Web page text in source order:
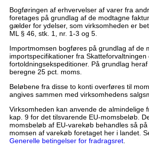
Bogføringen af erhvervelser af varer fra
foretages på grundlag af de modtagne
gælder for ydelser, som virksomheden er
ML § 46, stk. 1, nr. 1-3 og 5.
Importmomsen bogføres på grundlag af de
importspecifikationer fra Skatteforvaltningen
fortoldningsekspeditioner. På grundlag
beregne 25 pct. moms.
Beløbene fra disse to konti overføres til
angives sammen med virksomhedens
Virksomheden kan anvende de almindelige
kap. 9 for det tilsvarende EU-momsbeløb.
momsbeløb af EU-varekøb behandles så
momsen af varekøb foretaget her i landet.
Generelle betingelser for fradragsret.